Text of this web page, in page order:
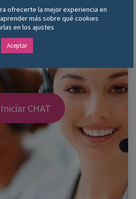
Iniciar CHAT
ofrecerte la mejor experiencia en
más sobre qué cookies
en los ajustes
Aceptar